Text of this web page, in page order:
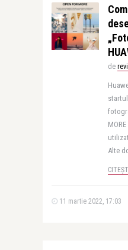
de
Alte
11 martie 2022, 17:03